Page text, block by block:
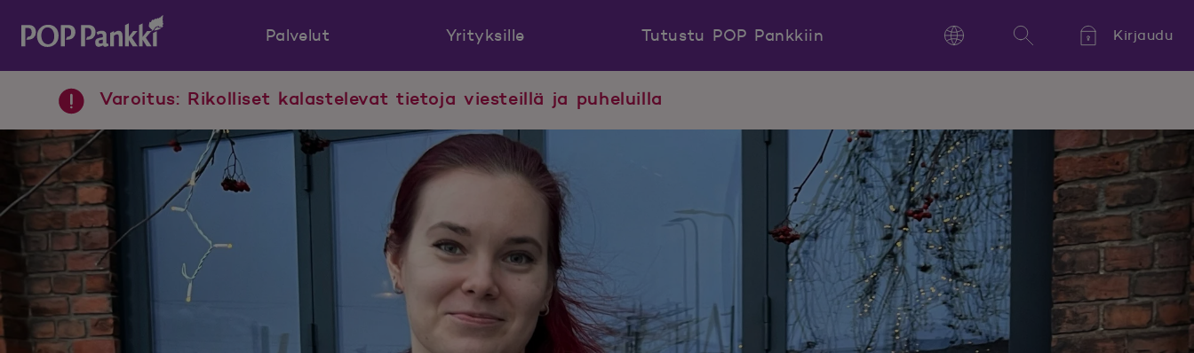
POP Pankki, etusivulle
Palvelut Yrityksille
Tutustu POP Pankkiin
Kieli,
Language
Language Hae
Kirjaudu
Varoitus: Rikolliset kalastelevat tietoja viesteillä ja puheluilla